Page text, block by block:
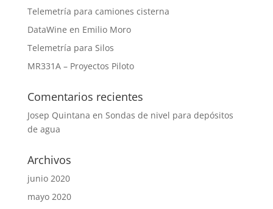
Telemetría para camiones cisterna
DataWine en Emilio Moro
Telemetría para Silos
MR331A – Proyectos Piloto
Comentarios recientes
Josep Quintana en Sondas de nivel para depósitos
de agua
Archivos
junio 2020
mayo 2020